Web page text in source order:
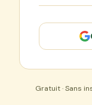
Gratuit · Sans